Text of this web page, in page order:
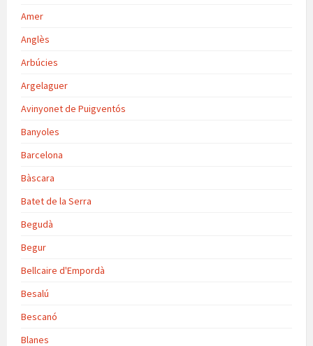
Amer
Anglès
Arbúcies
Argelaguer
Avinyonet de Puigventós
Banyoles
Barcelona
Bàscara
Batet de la Serra
Begudà
Begur
Bellcaire d'Empordà
Besalú
Bescanó
Blanes